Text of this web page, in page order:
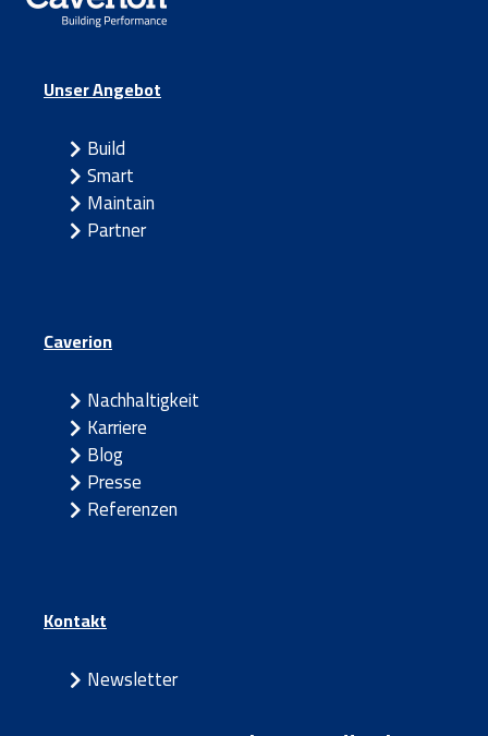
Unser Angebot
Build
Smart
Maintain
Partner
Caverion
Nachhaltigkeit
Karriere
Blog
Presse
Referenzen
Kontakt
Newsletter